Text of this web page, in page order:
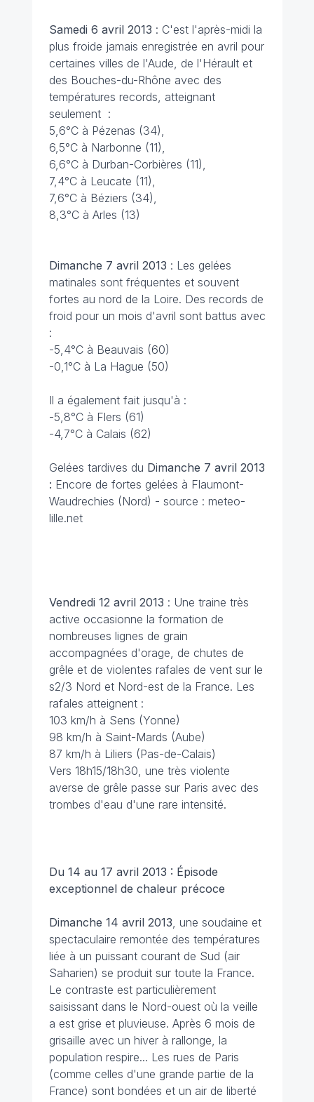
Samedi 6 avril 2013 : C'est l'après-midi la
plus froide jamais enregistrée en avril pour
certaines villes de l'Aude, de l'Hérault et
des Bouches-du-Rhône avec des
températures records, atteignant
seulement :
5,6°C à Pézenas (34),
6,5°C à Narbonne (11),
6,6°C à Durban-Corbières (11),
7,4°C à Leucate (11),
7,6°C à Béziers (34),
8,3°C à Arles (13)
Dimanche 7 avril 2013 : Les gelées
matinales sont fréquentes et souvent
fortes au nord de la Loire. Des records de
froid pour un mois d'avril sont battus avec
:
-5,4°C à Beauvais (60)
-0,1°C à La Hague (50)
Il a également fait jusqu'à :
-5,8°C à Flers (61)
-4,7°C à Calais (62)
Gelées tardives du Dimanche 7 avril 2013
: Encore de fortes gelées à Flaumont-
Waudrechies (Nord) - source : meteo-
lille.net
Vendredi 12 avril 2013 : Une traine très
active occasionne la formation de
nombreuses lignes de grain
accompagnées d'orage, de chutes de
grêle et de violentes rafales de vent sur le
s2/3 Nord et Nord-est de la France. Les
rafales atteignent :
103 km/h à Sens (Yonne)
98 km/h à Saint-Mards (Aube)
87 km/h à Liliers (Pas-de-Calais)
Vers 18h15/18h30, une très violente
averse de grêle passe sur Paris avec des
trombes d'eau d'une rare intensité.
Du 14 au 17 avril 2013 : Épisode
exceptionnel de chaleur précoce
Dimanche 14 avril 2013, une soudaine et
spectaculaire remontée des températures
liée à un puissant courant de Sud (air
Saharien) se produit sur toute la France.
Le contraste est particulièrement
saisissant dans le Nord-ouest où la veille
a est grise et pluvieuse. Après 6 mois de
grisaille avec un hiver à rallonge, la
population respire... Les rues de Paris
(comme celles d'une grande partie de la
France) sont bondées et un air de liberté